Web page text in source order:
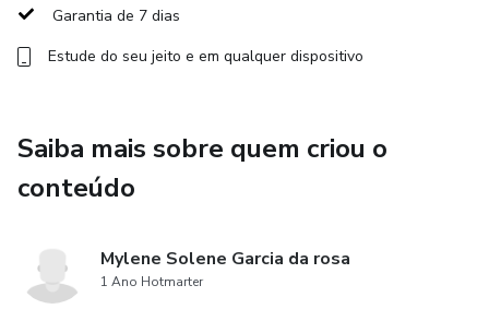
Garantia de 7 dias
Estude do seu jeito e em qualquer dispositivo
Saiba mais sobre quem criou o
conteúdo
Mylene Solene Garcia da rosa
1 Ano Hotmarter